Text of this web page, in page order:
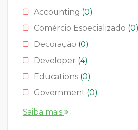
Accounting (0)
Comércio Especializado (0)
Decoração (0)
Developer (4)
Educations (0)
Government (0)
Hotelaria
Saiba mais